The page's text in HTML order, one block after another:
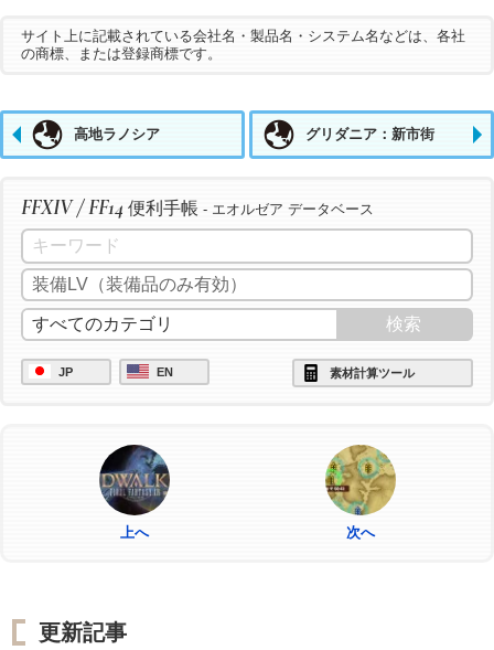
サイト上に記載されている会社名・製品名・システム名などは、各社
の商標、または登録商標です。
高地ラノシア グリダニア：新市街
FFXIV / FF14 便利手帳 - エオルゼア データベース
JP EN 素材計算ツール
上へ 次へ
更新記事